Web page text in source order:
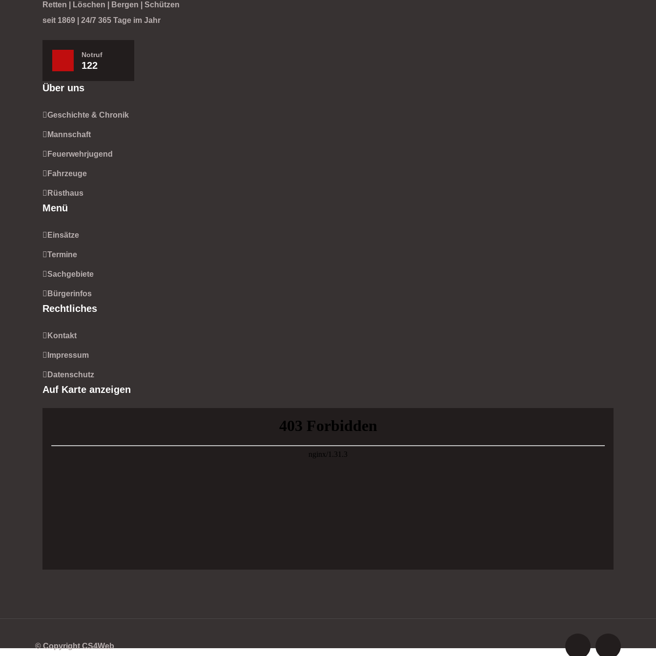
Retten | Löschen | Bergen | Schützen
seit 1869 | 24/7 365 Tage im Jahr
Notruf
122
Über uns
Geschichte & Chronik
Mannschaft
Feuerwehrjugend
Fahrzeuge
Rüsthaus
Menü
Einsätze
Termine
Sachgebiete
Bürgerinfos
Rechtliches
Kontakt
Impressum
Datenschutz
Auf Karte anzeigen
© Copyright CS4Web